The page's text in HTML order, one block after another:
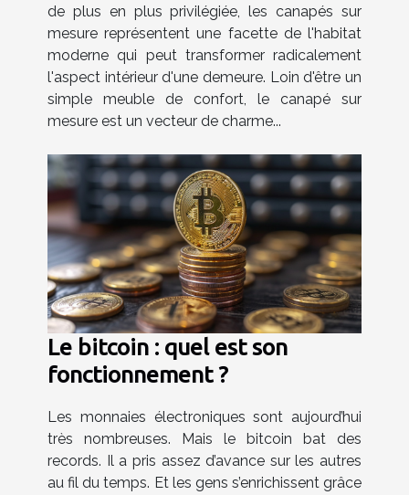
de plus en plus privilégiée, les canapés sur
mesure représentent une facette de l'habitat
moderne qui peut transformer radicalement
l'aspect intérieur d'une demeure. Loin d'être un
simple meuble de confort, le canapé sur
mesure est un vecteur de charme...
Le bitcoin : quel est son
fonctionnement ?
Les monnaies électroniques sont aujourd’hui
très nombreuses. Mais le bitcoin bat des
records. Il a pris assez d’avance sur les autres
au fil du temps. Et les gens s’enrichissent grâce